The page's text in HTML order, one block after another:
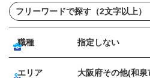
職種 指定しない
エリア 大阪府その他(和泉